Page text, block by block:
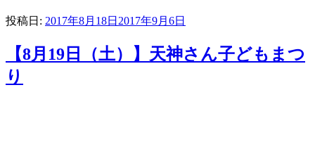
投稿日: 2017年8月18日 2017年9月6日
【8月19日（土）】天神さん子どもまつ
り